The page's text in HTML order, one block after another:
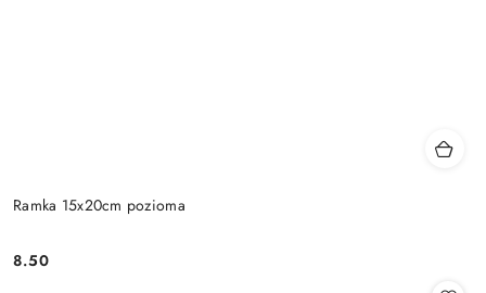
Ramka 15x20cm pozioma
Cena:
8.50